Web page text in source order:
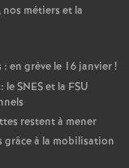
l
é
a
n
métiers et la
: en grève le 16 janvier!
SNES et la FSU
restent à mener
grâce à la mobilisation